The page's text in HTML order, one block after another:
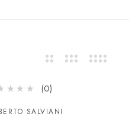
(0)
SALVIANI